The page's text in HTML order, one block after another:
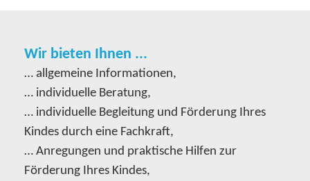
Wir bieten Ihnen ...
… allgemeine Informationen,
… individuelle Beratung,
… individuelle Begleitung und Förderung Ihres
Kindes durch eine Fachkraft,
… Anregungen und praktische Hilfen zur
Förderung Ihres Kindes,